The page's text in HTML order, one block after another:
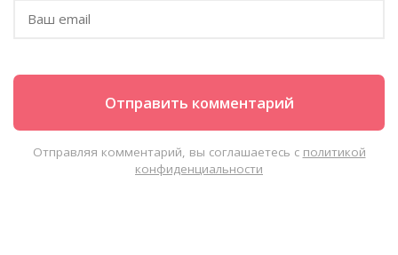
Отправляя комментарий, вы соглашаетесь с политикой
конфиденциальности